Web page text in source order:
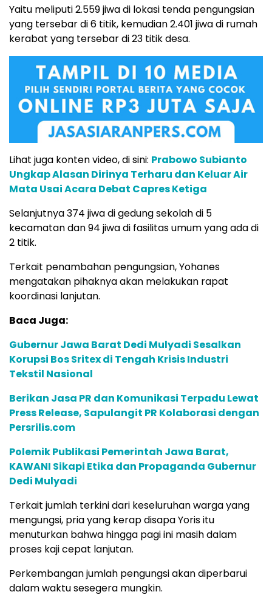
Yaitu meliputi 2.559 jiwa di lokasi tenda pengungsian
yang tersebar di 6 titik, kemudian 2.401 jiwa di rumah
kerabat yang tersebar di 23 titik desa.
Lihat juga konten video, di sini: Prabowo Subianto
Ungkap Alasan Dirinya Terharu dan Keluar Air
Mata Usai Acara Debat Capres Ketiga
Selanjutnya 374 jiwa di gedung sekolah di 5
kecamatan dan 94 jiwa di fasilitas umum yang ada di
2 titik.
Terkait penambahan pengungsian, Yohanes
mengatakan pihaknya akan melakukan rapat
koordinasi lanjutan.
Baca Juga:
Gubernur Jawa Barat Dedi Mulyadi Sesalkan
Korupsi Bos Sritex di Tengah Krisis Industri
Tekstil Nasional
Berikan Jasa PR dan Komunikasi Terpadu Lewat
Press Release, Sapulangit PR Kolaborasi dengan
Persrilis.com
Polemik Publikasi Pemerintah Jawa Barat,
KAWANI Sikapi Etika dan Propaganda Gubernur
Dedi Mulyadi
Terkait jumlah terkini dari keseluruhan warga yang
mengungsi, pria yang kerap disapa Yoris itu
menuturkan bahwa hingga pagi ini masih dalam
proses kaji cepat lanjutan.
Perkembangan jumlah pengungsi akan diperbarui
dalam waktu sesegera mungkin.